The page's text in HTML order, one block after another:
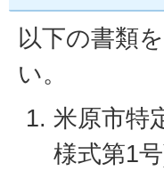
以下の書類
い。
米原市特
様式第1